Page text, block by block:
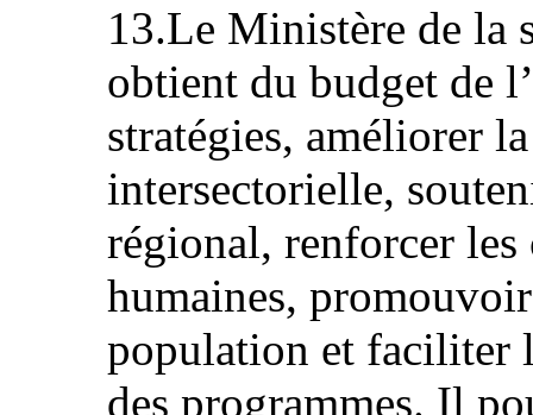
13.Le Ministère de la
obtient du budget de
stratégies, améliorer
intersectorielle,
régional, renforcer les
humaines,
population et faciliter
des programmes. Il